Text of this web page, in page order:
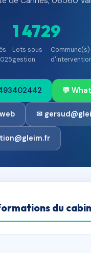
1 472
Lots sous
gestion
9
Commune(s)
💬
✉
du